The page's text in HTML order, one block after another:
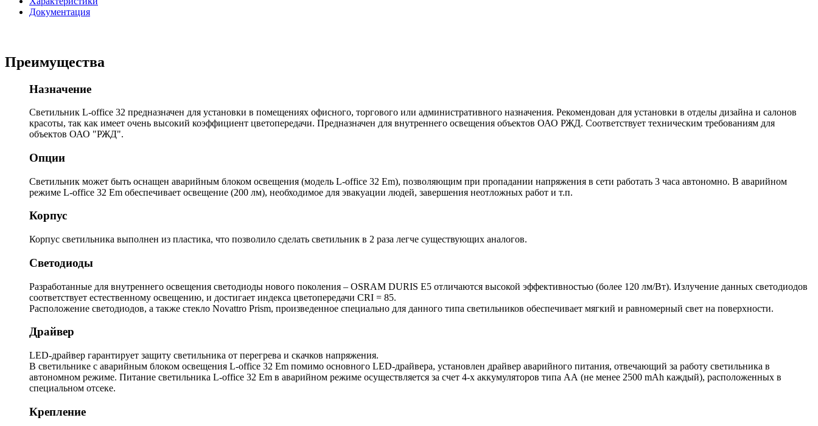
Документация
Преимущества
Назначение
Светильник L-office 32 предназначен для установки в помещениях офисного, торгового или административного назначения. Рекомендован для установки в отделы дизайна и салонов
красоты, так как имеет очень высокий коэффициент цветопередачи. Предназначен для внутреннего освещения объектов ОАО РЖД. Соответствует техническим требованиям для
объектов ОАО "РЖД".
Опции
Светильник может быть оснащен аварийным блоком освещения (модель L-office 32 Em), позволяющим при пропадании напряжения в сети работать 3 часа автономно. В аварийном
режиме L-office 32 Em обеспечивает освещение (200 лм), необходимое для эвакуации людей, завершения неотложных работ и т.п.
Корпус
Корпус светильника выполнен из пластика, что позволило сделать светильник в 2 раза легче существующих аналогов.
Светодиоды
Разработанные для внутреннего освещения светодиоды нового поколения – OSRAM DURIS E5 отличаются высокой эффективностью (более 120 лм/Вт). Излучение данных светодиодов
соответствует естественному освещению, и достигает индекса цветопередачи CRI = 85.
Расположение светодиодов, а также стекло Novattro Prism, произведенное специально для данного типа светильников обеспечивает мягкий и равномерный свет на поверхности.
Драйвер
LED-драйвер гарантирует защиту светильника от перегрева и скачков напряжения.
В светильнике с аварийным блоком освещения L-office 32 Em помимо основного LED-драйвера, установлен драйвер аварийного питания, отвечающий за работу светильника в
автономном режиме. Питание светильника L-office 32 Em в аварийном режиме осуществляется за счет 4-х аккумуляторов типа АА (не менее 2500 mAh каждый), расположенных в
специальном отсеке.
Крепление